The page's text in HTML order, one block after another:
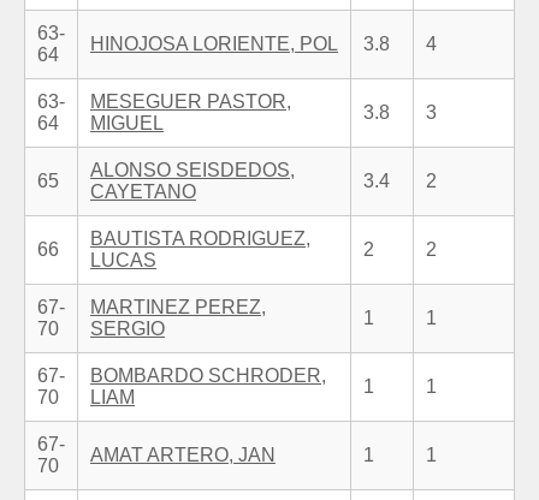
63-
64
HINOJOSA LORIENTE, POL 3.8 4
63-
64
MESEGUER PASTOR,
MIGUEL
3.8 3
65
ALONSO SEISDEDOS,
CAYETANO
3.4 2
66
BAUTISTA RODRIGUEZ,
LUCAS
2 2
67-
70
MARTINEZ PEREZ,
SERGIO
1 1
67-
70
BOMBARDO SCHRODER,
LIAM
1 1
67-
70
AMAT ARTERO, JAN 1 1